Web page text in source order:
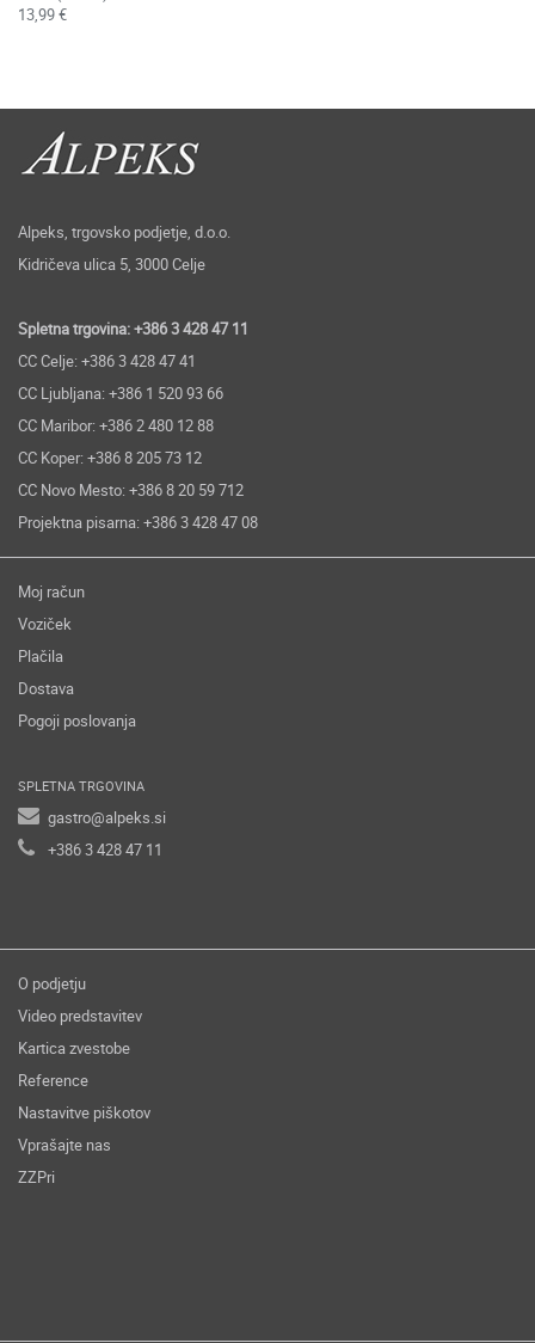
13,99 €
Alpeks, trgovsko podjetje, d.o.o.
Kidričeva ulica 5, 3000 Celje
Spletna trgovina: +386 3 428 47 11
CC Celje: +386 3 428 47 41
CC Ljubljana: +386 1 520 93 66
CC Maribor: +386 2 480 12 88
CC Koper: +386 8 205 73 12
CC Novo Mesto: +386 8 20 59 712
Projektna pisarna: +386 3 428 47 08
Moj račun
Voziček
Plačila
Dostava
Pogoji poslovanja
SPLETNA TRGOVINA
gastro@alpeks.si
+386 3 428 47 11
O podjetju
Video predstavitev
Kartica zvestobe
Reference
Nastavitve piškotov
Vprašajte nas
ZZPri